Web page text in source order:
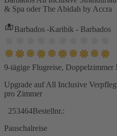
& Spa oder The Abidah by Accra
Barbados -Karibik - Barbados
9-tägige Flugreise,
Upgrade auf All Inclusive
pro Zimmer
253464Bestellnr.:
Pauschalreise